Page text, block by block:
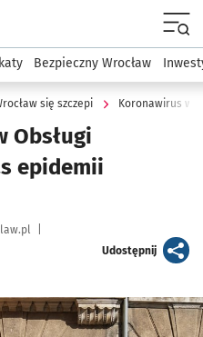
podserwis: Dla mieszkańca
Bezpieczny Wrocław
się szczepi Koronawirus we
Obsługi
epidemii
Udostępnijartykuł